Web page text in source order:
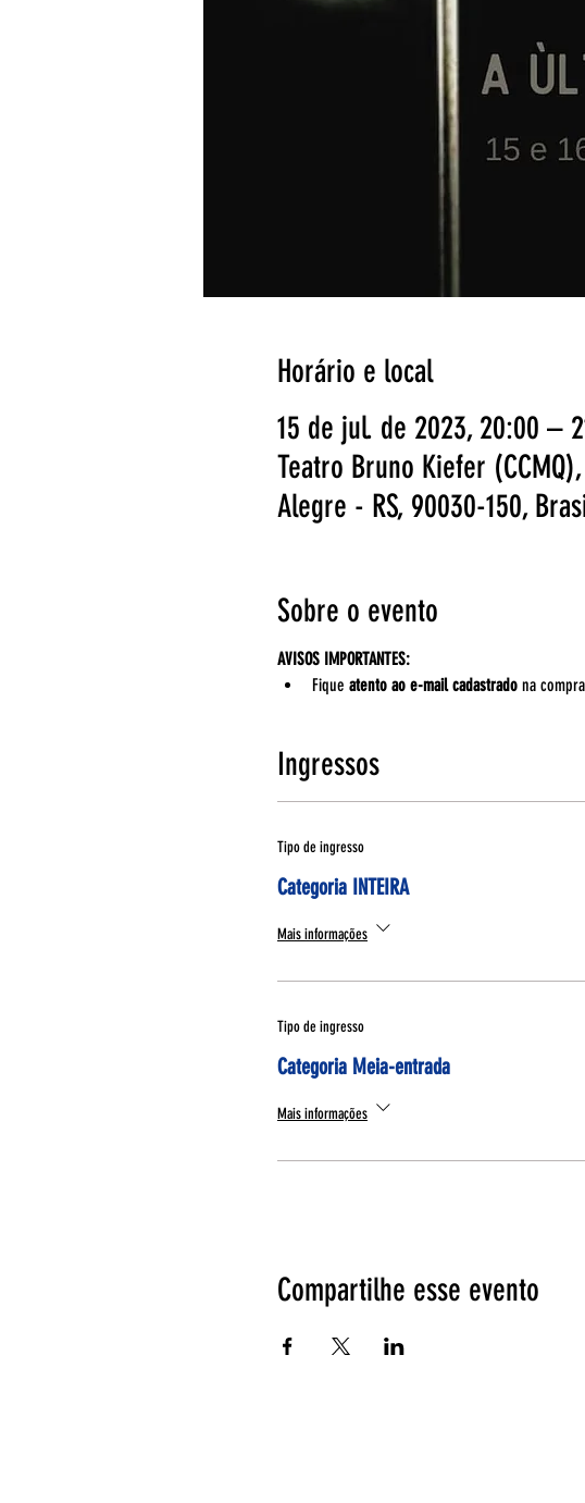
Horário e local
15 de jul. de 2023, 20:00 –
Teatro Bruno Kiefer
Alegre - RS, 90030-150,
Sobre o evento
AVISOS IMPORTANTES:
Fique atento ao e-mail cadastrado na
Ingressos
Tipo de ingresso
Categoria INTEIRA
Mais informações
Tipo de ingresso
Categoria Meia-entrada
Mais informações
Compartilhe esse evento